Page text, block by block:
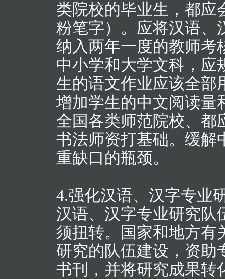
类院校的毕业生，都应
粉笔字）。应将汉语、
纳入两年一度的教师考
中小学和大学文科，应
生的语文作业应该全部
增加学生的中文阅读量
全国各类师范院校、都
书法师资打基础。缓解
重缺口的瓶颈。
4.强化汉语、汉字专业
汉语、汉字专业研究队
须扭转。国家和地方有
研究的队伍建设，资助
书刊，并将研究成果转